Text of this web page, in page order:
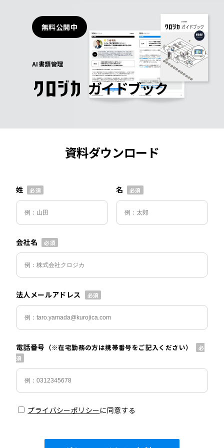
無料公開中
AI書類管理
ガイドブック
資料ダウンロード
姓 名
会社名
法人メールアドレス
電話番号 （※在宅勤務の方は携帯番号をご記入ください）
プライバシーポリシーに同意する